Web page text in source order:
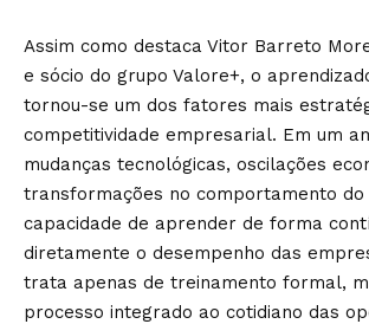
Assim como destaca Vitor Barreto
e sócio do grupo Valore+, o
tornou-se um dos fatores mais
competitividade empresarial. Em um
mudanças tecnológicas, oscilações
transformações no comportamento do
capacidade de aprender de forma
diretamente o desempenho das
trata apenas de treinamento formal,
processo integrado ao cotidiano das